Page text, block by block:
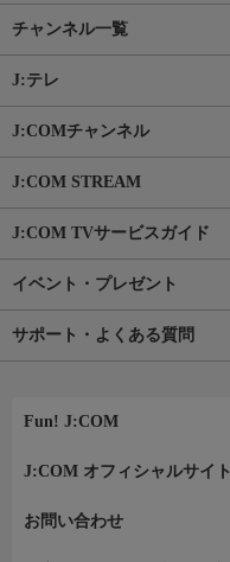
チャンネル一覧
J:テレ
J:COMチャンネル
J:COM STREAM
J:COM TVサービスガイド
イベント・プレゼント
サポート・よくある質問
Fun! J:COM
J:COM オフィシャルサイト
お問い合わせ